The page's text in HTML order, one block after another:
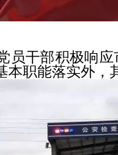
干部积极响应
本职能落实外